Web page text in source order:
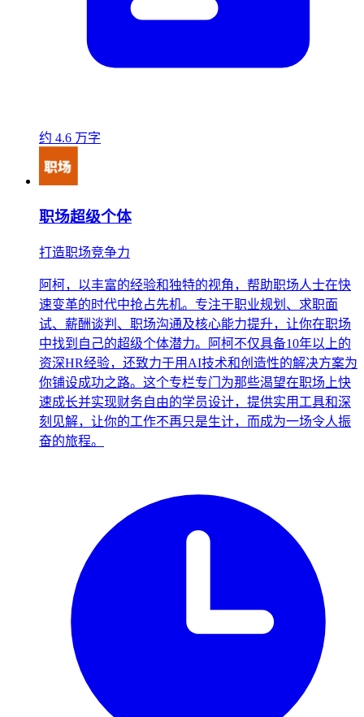
约 4.6 万字
职场超级个体
打造职场竞争力
阿柯，以丰富的经验和独特的视角，帮助职场人士在快
速变革的时代中抢占先机。专注于职业规划、求职面
试、薪酬谈判、职场沟通及核心能力提升，让你在职场
中找到自己的超级个体潜力。阿柯不仅具备10年以上的
资深HR经验，还致力于用AI技术和创造性的解决方案为
你铺设成功之路。这个专栏专门为那些渴望在职场上快
速成长并实现财务自由的学员设计，提供实用工具和深
刻见解，让你的工作不再只是生计，而成为一场令人振
奋的旅程。